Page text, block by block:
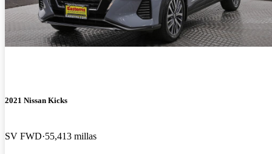
2021 Nissan Kicks
SV FWD 55,413 millas